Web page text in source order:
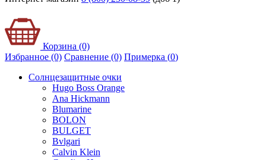
Корзина (0)
Избранное (0) Сравнение (0) Примерка (0)
Солнцезащитные очки
Hugo Boss Orange
Ana Hickmann
Blumarine
BOLON
BULGET
Bvlgari
Calvin Klein